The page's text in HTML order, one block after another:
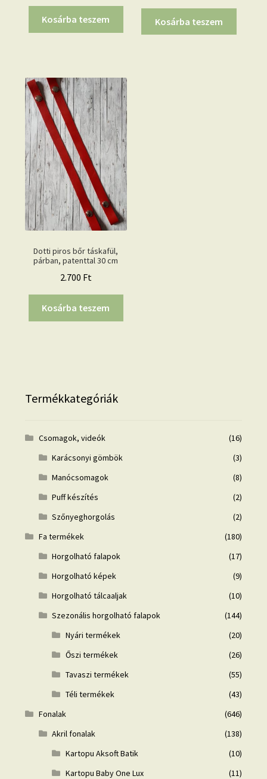
Kosárba teszem Kosárba teszem
Dotti piros bőr táskafül,
párban, patenttal 30 cm
2.700 Ft
Kosárba teszem
Termékkategóriák
Csomagok, videók
(16)
Karácsonyi gömbök
(3)
Manócsomagok
(8)
Puff készítés
(2)
Szőnyeghorgolás
(2)
Fa termékek
(180)
Horgolható falapok
(17)
Horgolható képek
(9)
Horgolható tálcaaljak
(10)
Szezonális horgolható falapok
(144)
Nyári termékek
(20)
Őszi termékek
(26)
Tavaszi termékek
(55)
Téli termékek
(43)
Fonalak
(646)
Akril fonalak
(138)
Kartopu Aksoft Batik
(10)
Kartopu Baby One Lux
(11)